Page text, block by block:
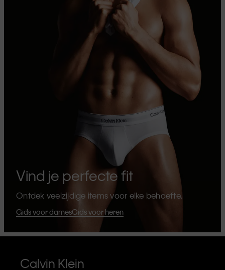
Vind je perfecte fit
Ontdek veelzijdige items voor elke behoefte.
Gids voor damesGids voor heren
Calvin Klein